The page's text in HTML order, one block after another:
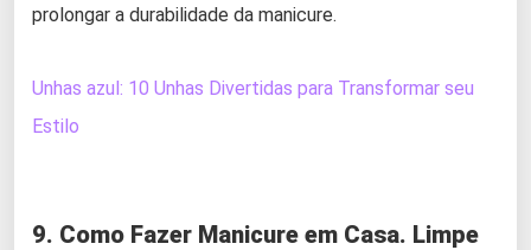
prolongar a durabilidade da manicure.
Unhas azul: 10 Unhas Divertidas para Transformar seu
Estilo
9. Como Fazer Manicure em Casa. Limpe